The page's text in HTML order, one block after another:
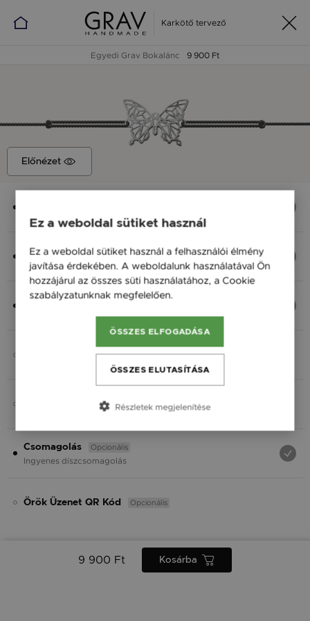
Karkötő tervező
Egyedi Grav Bokalánc 9 900 Ft
Előnézet
Ezüst 925, S - 20 cm
9 900 Ft
Fonal
Opcionális
Opcionális
Csomagolás Opcionális
Ingyenes díszcsomagolás
Örök Üzenet QR Kód Opcionális
9 900 Ft Kosárba
Ez a weboldal sütiket használ
Ez a weboldal sütiket használ a felhasználói élmény
javítása érdekében. A weboldalunk használatával Ön
hozzájárul az összes süti használatához, a Cookie
szabályzatunknak megfelelően.
ÖSSZES ELFOGADÁSA
ÖSSZES ELUTASÍTÁSA
Részletek megjelenítése